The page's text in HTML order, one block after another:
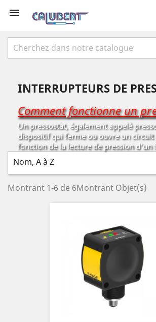

INTERRUPTEURS DE
Comment fonctionne un
Un pressostat, également appelé
dispositif qui ferme ou ouvre un circuit
fonction de la lecture de pression d'un
Nom, A à Z
Montrant 1-6 de 6Montrant Objet(s)